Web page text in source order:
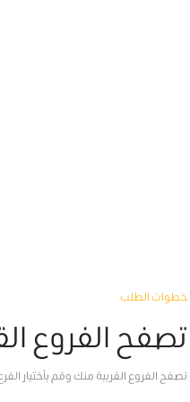
خطوات الطلب
تصفح الفروع
تصفح الفروع القريبة منك وقم بأختيار